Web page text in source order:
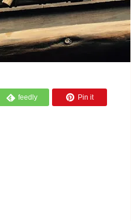
 feedly  Pin it